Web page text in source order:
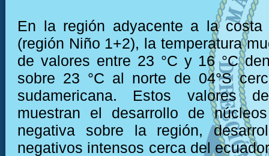
En la región adyacente a la costa
(región Niño 1+2), la temperatura
de valores entre 23 °C y 16 °C
sobre 23 °C al norte de 04°S
sudamericana. Estos valores
muestran el desarrollo de
negativa sobre la región,
negativos intensos cerca del